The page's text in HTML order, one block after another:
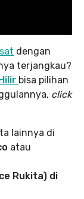
dengan
terjangkau?
bisa pilihan
click
lainnya di
atau
Rukita) di